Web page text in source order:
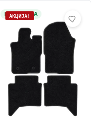
НА ЗАЛИХА
АКЦИЈА!